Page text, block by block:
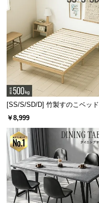
[SS/S/SD/D] 竹製すのこベッド
￥8,999